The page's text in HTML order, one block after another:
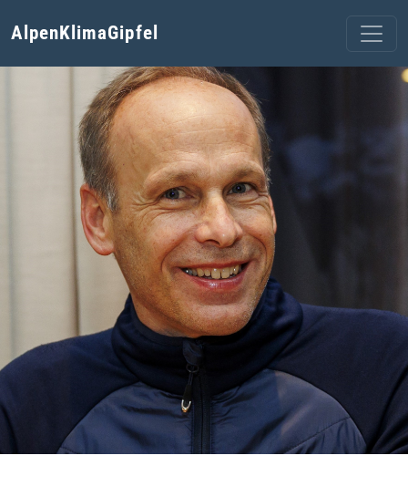
AlpenKlimaGipfel